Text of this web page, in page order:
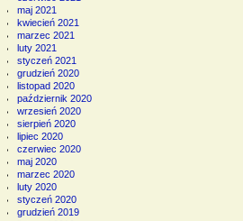
maj 2021
kwiecień 2021
marzec 2021
luty 2021
styczeń 2021
grudzień 2020
listopad 2020
październik 2020
wrzesień 2020
sierpień 2020
lipiec 2020
czerwiec 2020
maj 2020
marzec 2020
luty 2020
styczeń 2020
grudzień 2019